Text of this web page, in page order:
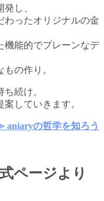
し、
わったオリジナルの金
機能的でプレーンなデ
の作り。
続け、
していきます。
aniaryの哲学を知ろう
ページより